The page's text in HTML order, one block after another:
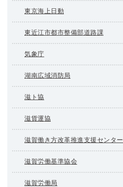
東京海上日動
東近江市都市整備部道路課
気象庁
湖南広域消防局
滋ト協
滋貨運協
滋賀働き方改革推進支援センター
滋賀労働基準協会
滋賀労働局